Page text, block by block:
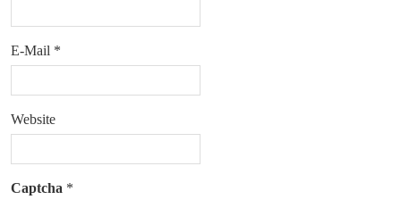
E-Mail *
Website
Captcha *